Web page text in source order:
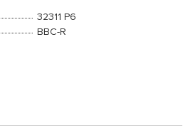
32311 P6
BBC-R